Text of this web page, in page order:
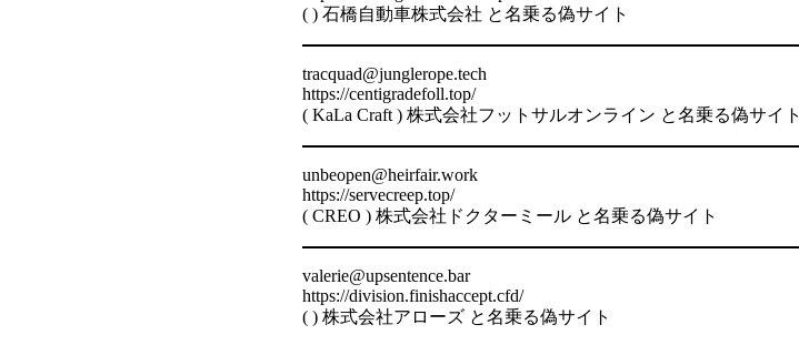
( ) 石橋自動車株式会社 と名乗る偽サイト
tracquad@junglerope.tech
https://centigradefoll.top/
( KaLa Craft ) 株式会社フットサルオンライン と名乗る偽サイト
unbeopen@heirfair.work
https://servecreep.top/
( CREO ) 株式会社ドクターミール と名乗る偽サイト
valerie@upsentence.bar
https://division.finishaccept.cfd/
( ) 株式会社アローズ と名乗る偽サイト